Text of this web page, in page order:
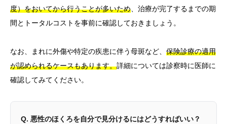
度）をおいてから行うことが多いため 、治療が完了するまでの期
間とトータルコストを事前に確認しておきましょう。
なお、まれに外傷や特定の疾患に伴う母斑など、 保険診療の適用
が認められるケースもあります。詳細については診察時に医師に
確認してみてください。
Q. 悪性のほくろを自分で見分けるにはどうすればいい？